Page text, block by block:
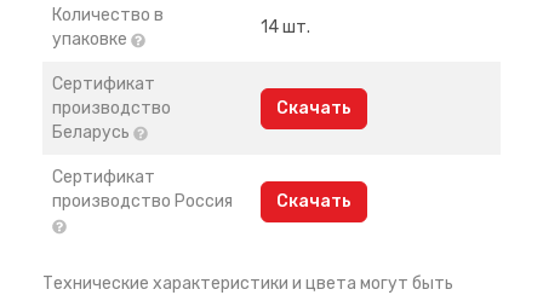
Количество в
упаковке
14 шт.
Сертификат
производство
Беларусь
Скачать
Сертификат
производство Россия
Скачать
Технические характеристики и цвета могут быть